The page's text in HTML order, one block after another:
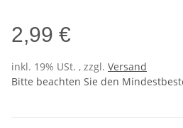
2,99 €
inkl. 19% USt. , zzgl. Versand
Bitte beachten Sie den